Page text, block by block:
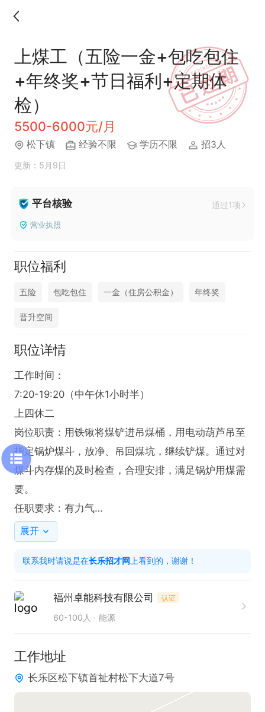
上煤工（五险一金+包吃包住
+年终奖+节日福利+定期体
检）
5500-6000元/月
​松下镇 经验不限 学历不限 招3人
更新：5月9日
平台核验 通过1项
营业执照
职位福利
五险 包吃包住 一金（住房公积金） 年终奖
晋升空间
职位详情
工作时间：
7:20-19:20（中午休1小时半）
上四休二
岗位职责：用铁锹将煤铲进吊煤桶，用电动葫芦吊至
指定锅炉煤斗，放净、吊回煤坑，继续铲煤。通过对
煤斗内存煤的及时检查，合理安排，满足锅炉用煤需
要。
任职要求：有力气
投递后请直接拨打电话~
展开
联系我时请说是在长乐招才网 上看到的，谢谢！
福州卓能科技有限公司 认证
60-100人 能源
工作地址
长乐区松下镇首祉村松下大道7号